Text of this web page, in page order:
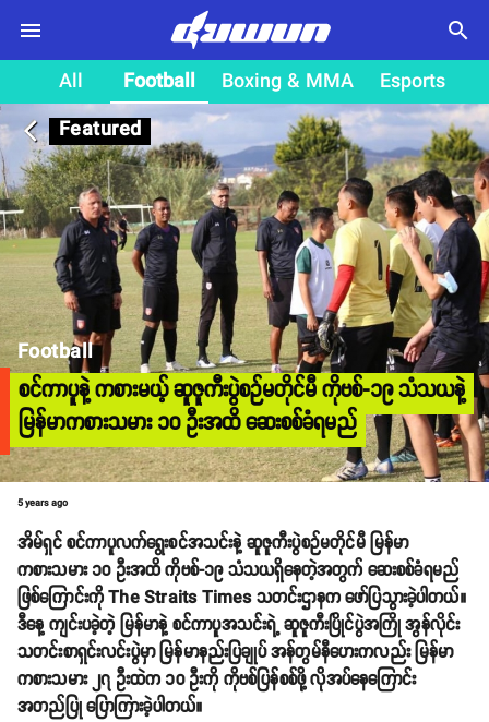
search
All Football Boxing & MMA
Esports
Featured
arrow_back_ios
Football
စင်ကာပူနဲ့ ကစားမယ့် ဆူဇူကီးပွဲစဉ်မတိုင်မီ ကိုဗစ်-၁၉ သံသယနဲ့
မြန်မာကစားသမား ၁၀ ဦးအထိ ဆေးစစ်ခံရမည်
5 years ago
အိမ်ရှင် စင်ကာပူလက်ရွေးစင်အသင်းနဲ့ ဆူဇူကီးပွဲစဉ်မတိုင်မီ မြန်မာ
ကစားသမား ၁၀ ဦးအထိ ကိုဗစ်-၁၉ သံသယရှိနေတဲ့အတွက် ဆေးစစ်ခံရမည်
ဖြစ်ကြောင်းကို The Straits Times သတင်းဌာနက ဖော်ပြသွားခဲ့ပါတယ်။
ဒီနေ့ ကျင်းပခဲ့တဲ့ မြန်မာနဲ့ စင်ကာပူအသင်းရဲ့ ဆူဇူကီးပြိုင်ပွဲအကြို အွန်လိုင်း
သတင်းစာရှင်းလင်းပွဲမှာ မြန်မာနည်းပြချုပ် အန်တွမ်နီဟေးကလည်း မြန်မာ
ကစားသမား ၂၇ ဦးထဲက ၁၀ ဦးကို ကိုဗစ်ပြန်စစ်ဖို့ လိုအပ်နေကြောင်း
အတည်ပြု ပြောကြားခဲ့ပါတယ်။